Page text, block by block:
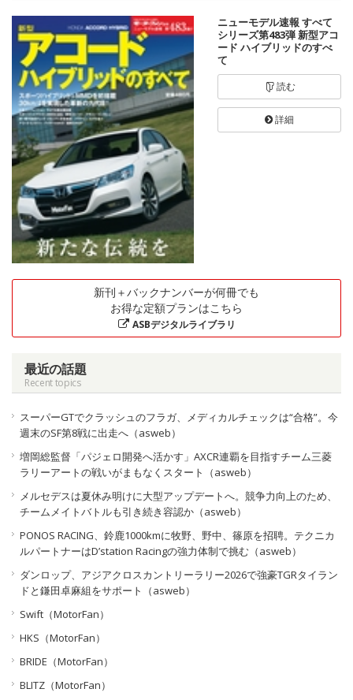
ニューモデル速報 すべて
シリーズ第483弾 新型アコ
ード ハイブリッドのすべ
て
読む
詳細
新刊＋バックナンバーが何冊でも
お得な定額プランはこちら
ASBデジタルライブラリ
最近の話題
Recent topics
スーパーGTでクラッシュのフラガ、メディカルチェックは“合格”。今
週末のSF第8戦に出走へ（asweb）
増岡総監督「パジェロ開発へ活かす」AXCR連覇を目指すチーム三菱
ラリーアートの戦いがまもなくスタート（asweb）
メルセデスは夏休み明けに大型アップデートへ。競争力向上のため、
チームメイトバトルも引き続き容認か（asweb）
PONOS RACING、鈴鹿1000kmに牧野、野中、篠原を招聘。テクニカ
ルパートナーはD’station Racingの強力体制で挑む（asweb）
ダンロップ、アジアクロスカントリーラリー2026で強豪TGRタイラン
ドと鎌田卓麻組をサポート（asweb）
Swift（MotorFan）
HKS（MotorFan）
BRIDE（MotorFan）
BLITZ（MotorFan）